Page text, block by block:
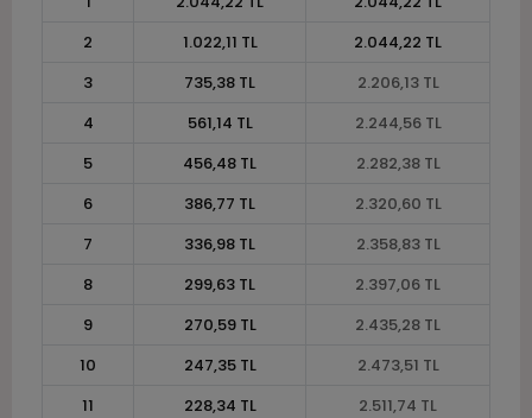
2
1.022,11 TL
2.044,22 TL
3
735,38 TL
2.206,13 TL
4
561,14 TL
2.244,56 TL
5
456,48 TL
2.282,38 TL
6
386,77 TL
2.320,60 TL
7
336,98 TL
2.358,83 TL
8
299,63 TL
2.397,06 TL
9
270,59 TL
2.435,28 TL
10
247,35 TL
2.473,51 TL
11
228,34 TL
2.511,74 TL